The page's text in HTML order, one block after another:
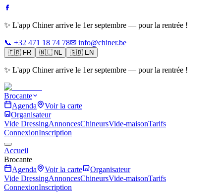
✨ L'app Chiner arrive le 1er septembre — pour la rentrée !
📞 +32 471 18 74 78✉ info@chiner.be
🇫🇷 FR 🇳🇱 NL 🇬🇧 EN
✨ L'app Chiner arrive le 1er septembre — pour la rentrée !
Brocante
Agenda
Voir la carte
Organisateur
Vide DressingAnnoncesChineursVide-maisonTarifs
ConnexionInscription
Accueil
Brocante
Agenda
Voir la carte
Organisateur
Vide DressingAnnoncesChineursVide-maisonTarifs
ConnexionInscription